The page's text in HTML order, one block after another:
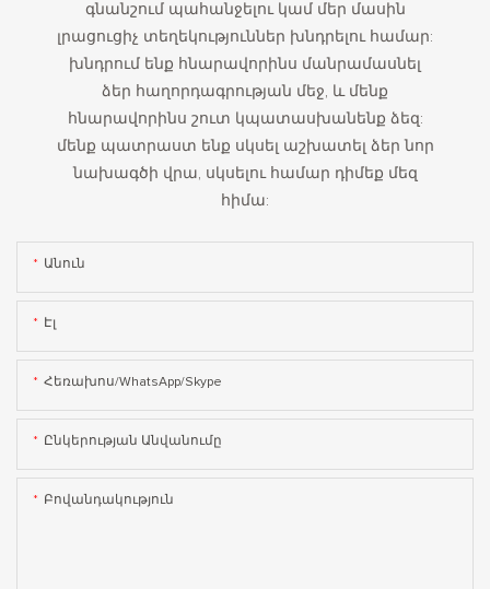
գնանշում պահանջելու կամ մեր մասին
լրացուցիչ տեղեկություններ խնդրելու համար:
խնդրում ենք հնարավորինս մանրամասնել
ձեր հաղորդագրության մեջ, և մենք
հնարավորինս շուտ կպատասխանենք ձեզ:
մենք պատրաստ ենք սկսել աշխատել ձեր նոր
նախագծի վրա, սկսելու համար դիմեք մեզ
հիմա:
Անուն
Էլ
Հեռախոս/WhatsApp/Skype
Ընկերության Անվանումը
Բովանդակություն